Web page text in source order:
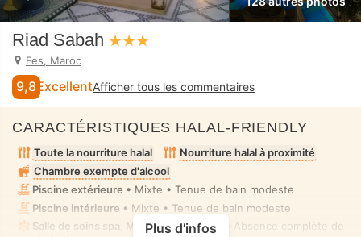
Riad Sabah
Fes, Maroc
9,8 ExcellentAfficher tous les commentaires
CARACTÉRISTIQUES HALAL-FRIENDLY
Toute la nourriture halal
Nourriture halal à proximité
Chambre exempte d'alcool
Piscine extérieure • Mixte • Tenue de bain modeste
Piscine intérieure • Mixte • Tenue de bain modeste
Salle de soins spa, Massage • Privé(e) • Absence complète de
Plus d'infos